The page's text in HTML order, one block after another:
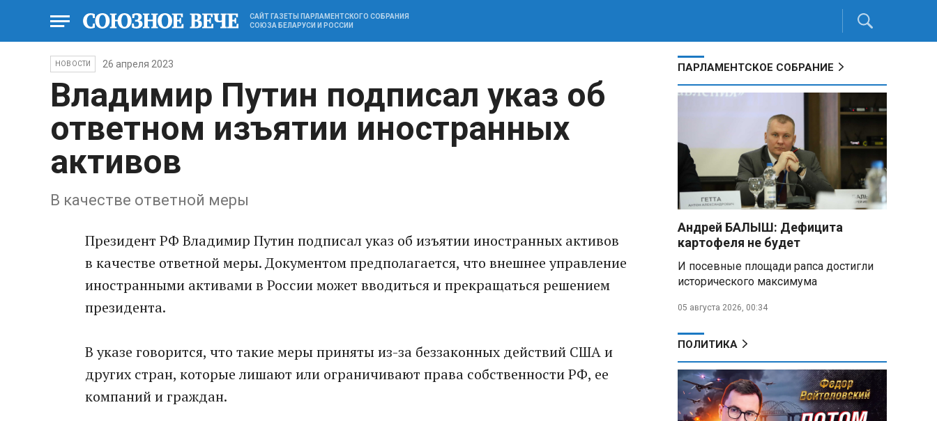
САЙТ ГАЗЕТЫ ПАРЛАМЕНТСКОГО СОБРАНИЯ
СОЮЗА БЕЛАРУСИ И РОССИИ
НОВОСТИ 26 апреля 2023
Владимир Путин подписал указ об
ответном изъятии иностранных
активов
В качестве ответной меры
Президент РФ Владимир Путин подписал указ об изъятии иностранных активов
в качестве ответной меры. Документом предполагается, что внешнее управление
иностранными активами в России может вводиться и прекращаться решением
президента.
В указе говорится, что такие меры приняты из-за беззаконных действий США и
других стран, которые лишают или ограничивают права собственности РФ, ее
компаний и граждан.
ПАРЛАМЕНТСКОЕ СОБРАНИЕ
Андрей БАЛЫШ: Дефицита
картофеля не будет
И посевные площади рапса достигли
исторического максимума
05 августа 2026, 00:34
ПОЛИТИКА